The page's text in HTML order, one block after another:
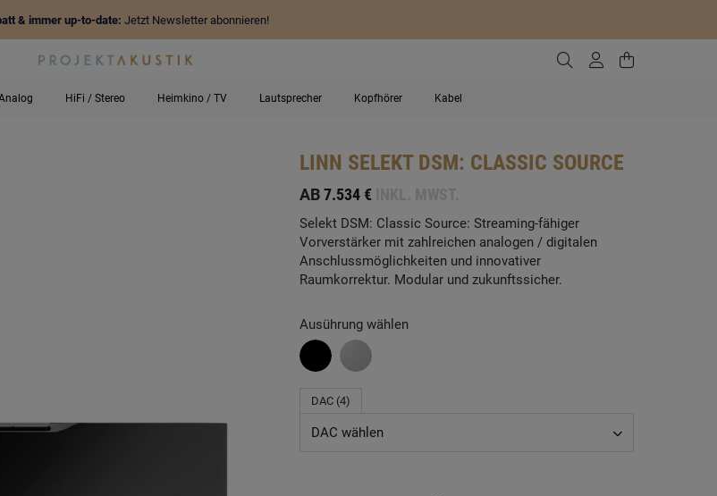
& immer up-to-date: Jetzt Newsletter abonnieren!
Zur Suche gehen
ZumZum
HiFi / Stereo Heimkino / TV Lautsprecher Kopfhörer Kabel
LINN SELEKT DSM: CLASSIC SOURCE
AB7.534 €
Selekt DSM: Classic Source: Streaming-fähiger
Vorverstärker mit zahlreichen analogen / digitalen
Anschlussmöglichkeiten und innovativer
Raumkorrektur. Modular und zukunftssicher.
Ausührung wählen
DAC (4)
DAC wählen